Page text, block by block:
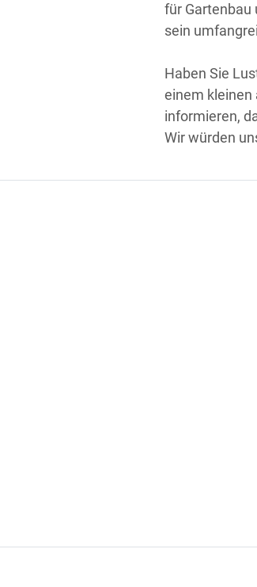
für Gartenbau
sein
Haben Sie
einem kleinen
informieren,
Wir würden